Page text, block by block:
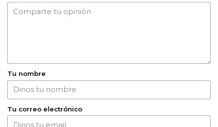
Tu nombre
Tu correo electrónico